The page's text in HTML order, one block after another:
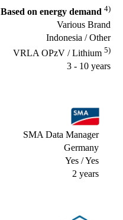
Based on energy demand 4)
Various Brand
Indonesia / Other
VRLA OPzV / Lithium 5)
3 - 10 years
SMA Data Manager
Germany
Yes / Yes
2 years